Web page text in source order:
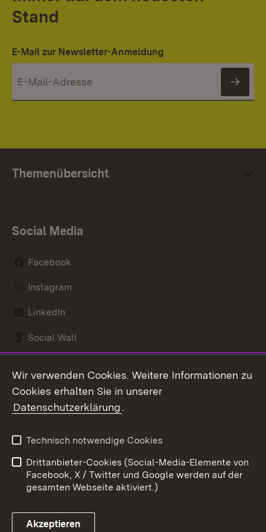
Stand
E-Mail zur Newsletter-Anmeldung
Themenübersicht
Social Media
Facebook
Instagram
LinkedIn
Social Wall
Kontakt
Barrierefreiheit
Impressum
Cookies
Wir verwenden Cookies. Weitere Informationen zu
Cookies erhalten Sie in unserer
Datenschutzerklärung.
Technisch notwendige Cookies
Drittanbieter-Cookies (Social-Media-Elemente von
Facebook, X / Twitter und Google werden auf der
gesamten Webseite aktiviert.)
Akzeptieren